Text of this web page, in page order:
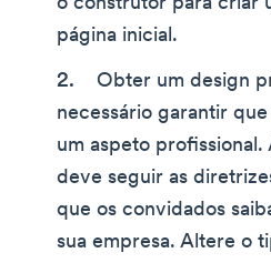
página inicial.
Obter um design
necessário garantir
um aspeto profissional.
deve seguir as
que os convidados
sua empresa. Altere o